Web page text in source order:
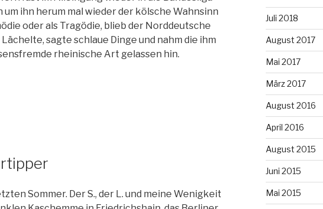
um ihn herum mal wieder der kölsche Wahnsinn
oder als Tragödie, blieb der Norddeutsche
sagte schlaue Dinge und nahm die ihm
rheinische Art gelassen hin.
Sommer. Der S., der L. und meine Wenigkeit
Juli 2018
August 2017
Mai 2017
März 2017
August 2016
April 2016
August 2015
Juni 2015
Mai 2015